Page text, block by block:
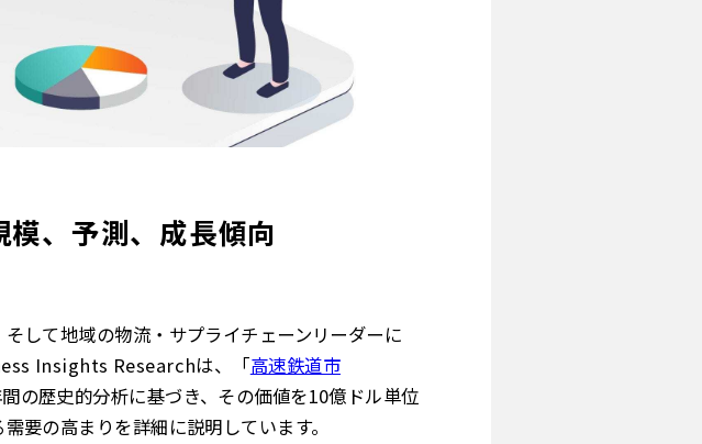
、予測、成長傾向
して地域の物流・サプライチェーンリーダーに
Insights Researchは、「高速鉄道市
歴史的分析に基づき、その価値を10億ドル単位
要の高まりを詳細に説明しています。